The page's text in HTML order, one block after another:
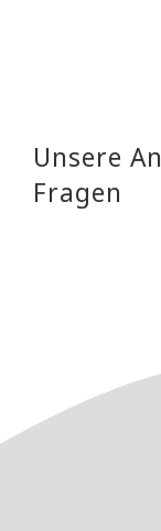
Unsere
Fragen